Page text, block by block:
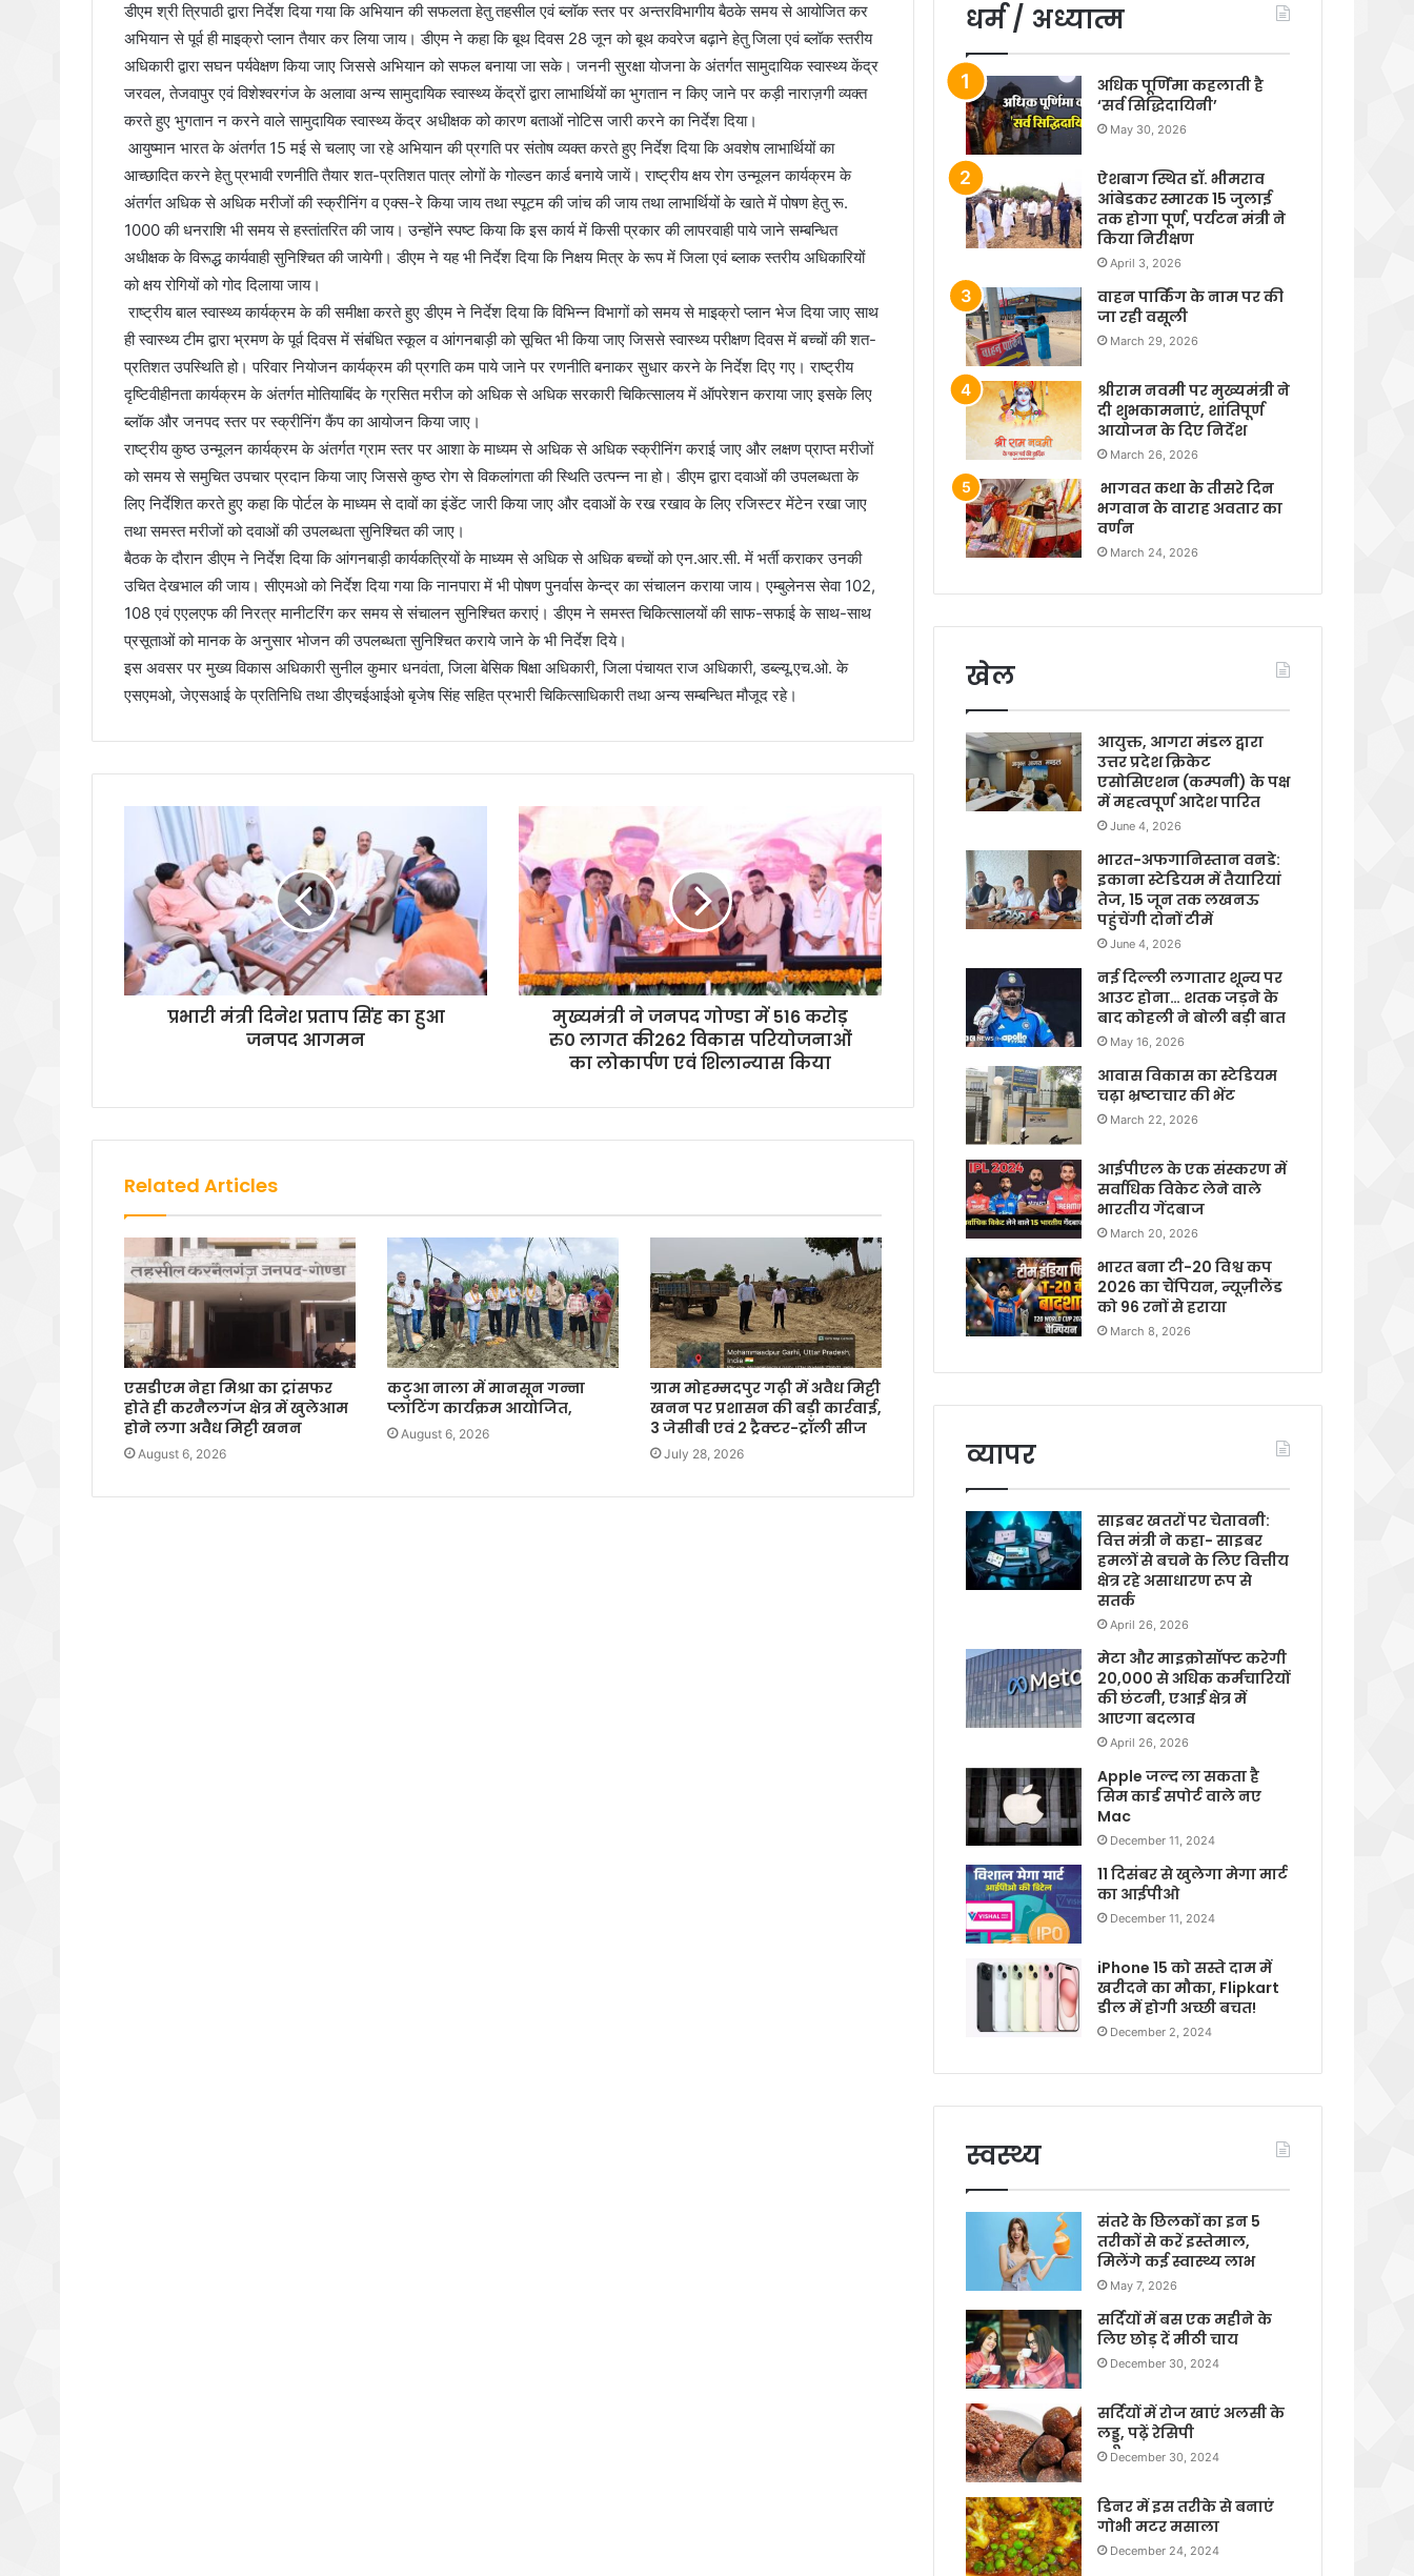
डीएम श्री त्रिपाठी द्वारा निर्देश दिया गया कि अभियान की सफलता हेतु तहसील एवं ब्लॉक स्तर पर अन्तरविभागीय बैठके समय से आयोजित कर
अभियान से पूर्व ही माइक्रो प्लान तैयार कर लिया जाय। डीएम ने कहा कि बूथ दिवस 28 जून को बूथ कवरेज बढ़ाने हेतु जिला एवं ब्लॉक स्तरीय
अधिकारी द्वारा सघन पर्यवेक्षण किया जाए जिससे अभियान को सफल बनाया जा सके। जननी सुरक्षा योजना के अंतर्गत सामुदायिक स्वास्थ्य केंद्र
जरवल, तेजवापुर एवं विशेश्वरगंज के अलावा अन्य सामुदायिक स्वास्थ्य केंद्रों द्वारा लाभार्थियों का भुगतान न किए जाने पर कड़ी नाराज़गी व्यक्त
करते हुए भुगतान न करने वाले सामुदायिक स्वास्थ्य केंद्र अधीक्षक को कारण बताओं नोटिस जारी करने का निर्देश दिया।
आयुष्मान भारत के अंतर्गत 15 मई से चलाए जा रहे अभियान की प्रगति पर संतोष व्यक्त करते हुए निर्देश दिया कि अवशेष लाभार्थियों का
आच्छादित करने हेतु प्रभावी रणनीति तैयार शत-प्रतिशत पात्र लोगों के गोल्डन कार्ड बनाये जायें। राष्ट्रीय क्षय रोग उन्मूलन कार्यक्रम के
अंतर्गत अधिक से अधिक मरीजों की स्क्रीनिंग व एक्स-रे किया जाय तथा स्पूटम की जांच की जाय तथा लाभार्थियों के खाते में पोषण हेतु रू.
1000 की धनराशि भी समय से हस्तांतरित की जाय। उन्होंने स्पष्ट किया कि इस कार्य में किसी प्रकार की लापरवाही पाये जाने सम्बन्धित
अधीक्षक के विरूद्ध कार्यवाही सुनिश्चित की जायेगी। डीएम ने यह भी निर्देश दिया कि निक्षय मित्र के रूप में जिला एवं ब्लाक स्तरीय अधिकारियों
को क्षय रोगियों को गोद दिलाया जाय।
राष्ट्रीय बाल स्वास्थ्य कार्यक्रम के की समीक्षा करते हुए डीएम ने निर्देश दिया कि विभिन्न विभागों को समय से माइक्रो प्लान भेज दिया जाए साथ
ही स्वास्थ्य टीम द्वारा भ्रमण के पूर्व दिवस में संबंधित स्कूल व आंगनबाड़ी को सूचित भी किया जाए जिससे स्वास्थ्य परीक्षण दिवस में बच्चों की शत-
प्रतिशत उपस्थिति हो। परिवार नियोजन कार्यक्रम की प्रगति कम पाये जाने पर रणनीति बनाकर सुधार करने के निर्देश दिए गए। राष्ट्रीय
दृष्टिवीहीनता कार्यक्रम के अंतर्गत मोतियाबिंद के ग्रसित मरीज को अधिक से अधिक सरकारी चिकित्सालय में ऑपरेशन कराया जाए इसके लिए
ब्लॉक और जनपद स्तर पर स्क्रीनिंग कैंप का आयोजन किया जाए।
राष्ट्रीय कुष्ठ उन्मूलन कार्यक्रम के अंतर्गत ग्राम स्तर पर आशा के माध्यम से अधिक से अधिक स्क्रीनिंग कराई जाए और लक्षण प्राप्त मरीजों
को समय से समुचित उपचार प्रदान किया जाए जिससे कुष्ठ रोग से विकलांगता की स्थिति उत्पन्न ना हो। डीएम द्वारा दवाओं की उपलब्धता के
लिए निर्देशित करते हुए कहा कि पोर्टल के माध्यम से दावों का इंडेंट जारी किया जाए और दवाओं के रख रखाव के लिए रजिस्टर मेंटेन रखा जाए
तथा समस्त मरीजों को दवाओं की उपलब्धता सुनिश्चित की जाए।
बैठक के दौरान डीएम ने निर्देश दिया कि आंगनबाड़ी कार्यकत्रियों के माध्यम से अधिक से अधिक बच्चों को एन.आर.सी. में भर्ती कराकर उनकी
उचित देखभाल की जाय। सीएमओ को निर्देश दिया गया कि नानपारा में भी पोषण पुनर्वास केन्द्र का संचालन कराया जाय। एम्बुलेनस सेवा 102,
108 एवं एएलएफ की निरत्र मानीटरिंग कर समय से संचालन सुनिश्चित कराएं। डीएम ने समस्त चिकित्सालयों की साफ-सफाई के साथ-साथ
प्रसूताओं को मानक के अनुसार भोजन की उपलब्धता सुनिश्चित कराये जाने के भी निर्देश दिये।
इस अवसर पर मुख्य विकास अधिकारी सुनील कुमार धनवंता, जिला बेसिक षिक्षा अधिकारी, जिला पंचायत राज अधिकारी, डब्ल्यू.एच.ओ. के
एसएमओ, जेएसआई के प्रतिनिधि तथा डीएचईआईओ बृजेष सिंह सहित प्रभारी चिकित्साधिकारी तथा अन्य सम्बन्धित मौजूद रहे।
प्रभारी मंत्री दिनेश प्रताप सिंह का हुआ
जनपद आगमन
मुख्यमंत्री ने जनपद गोण्डा में 516 करोड़
रु0 लागत की262 विकास परियोजनाओं
का लोकार्पण एवं शिलान्यास किया
Related Articles
एसडीएम नेहा मिश्रा का ट्रांसफर
होते ही करनैलगंज क्षेत्र में खुलेआम
होने लगा अवैध मिट्टी खनन
August 6, 2026
कटुआ नाला में मानसून गन्ना
प्लांटिंग कार्यक्रम आयोजित,
August 6, 2026
ग्राम मोहम्मदपुर गढ़ी में अवैध मिट्टी
खनन पर प्रशासन की बड़ी कार्रवाई,
3 जेसीबी एवं 2 ट्रैक्टर-ट्रॉली सीज
July 28, 2026
धर्म / अध्यात्म
अधिक पूर्णिमा कहलाती है
‘सर्व सिद्धिदायिनी’
May 30, 2026
ऐशबाग स्थित डॉ. भीमराव
आंबेडकर स्मारक 15 जुलाई
तक होगा पूर्ण, पर्यटन मंत्री ने
किया निरीक्षण
April 3, 2026
वाहन पार्किंग के नाम पर की
जा रही वसूली
March 29, 2026
श्रीराम नवमी पर मुख्यमंत्री ने
दी शुभकामनाएं, शांतिपूर्ण
आयोजन के दिए निर्देश
March 26, 2026
भागवत कथा के तीसरे दिन
भगवान के वाराह अवतार का
वर्णन
March 24, 2026
खेल
आयुक्त, आगरा मंडल द्वारा
उत्तर प्रदेश क्रिकेट
एसोसिएशन (कम्पनी) के पक्ष
में महत्वपूर्ण आदेश पारित
June 4, 2026
भारत-अफगानिस्तान वनडे:
इकाना स्टेडियम में तैयारियां
तेज, 15 जून तक लखनऊ
पहुंचेंगी दोनों टीमें
June 4, 2026
नई दिल्ली लगातार शून्य पर
आउट होना… शतक जड़ने के
बाद कोहली ने बोली बड़ी बात
May 16, 2026
आवास विकास का स्टेडियम
चढ़ा भ्रष्टाचार की भेंट
March 22, 2026
आईपीएल के एक संस्करण में
सर्वाधिक विकेट लेने वाले
भारतीय गेंदबाज
March 20, 2026
भारत बना टी-20 विश्व कप
2026 का चैंपियन, न्यूज़ीलैंड
को 96 रनों से हराया
March 8, 2026
व्यापर
साइबर खतरों पर चेतावनी:
वित्त मंत्री ने कहा- साइबर
हमलों से बचने के लिए वित्तीय
क्षेत्र रहे असाधारण रूप से
सतर्क
April 26, 2026
मेटा और माइक्रोसॉफ्ट करेगी
20,000 से अधिक कर्मचारियों
की छंटनी, एआई क्षेत्र में
आएगा बदलाव
April 26, 2026
Apple जल्द ला सकता है
सिम कार्ड सपोर्ट वाले नए
Mac
December 11, 2024
11 दिसंबर से खुलेगा मेगा मार्ट
का आईपीओ
December 11, 2024
iPhone 15 को सस्ते दाम में
खरीदने का मौका, Flipkart
डील में होगी अच्छी बचत!
December 2, 2024
स्वस्थ्य
संतरे के छिलकों का इन 5
तरीकों से करें इस्तेमाल,
मिलेंगे कई स्वास्थ्य लाभ
May 7, 2026
सर्दियों में बस एक महीने के
लिए छोड़ दें मीठी चाय
December 30, 2024
सर्दियों में रोज खाएं अलसी के
लड्डू, पढ़ें रेसिपी
December 30, 2024
डिनर में इस तरीके से बनाएं
गोभी मटर मसाला
December 24, 2024